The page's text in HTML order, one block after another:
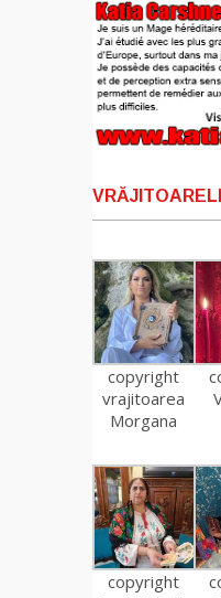
copyright
vrajitoarea
Morgana
copyright